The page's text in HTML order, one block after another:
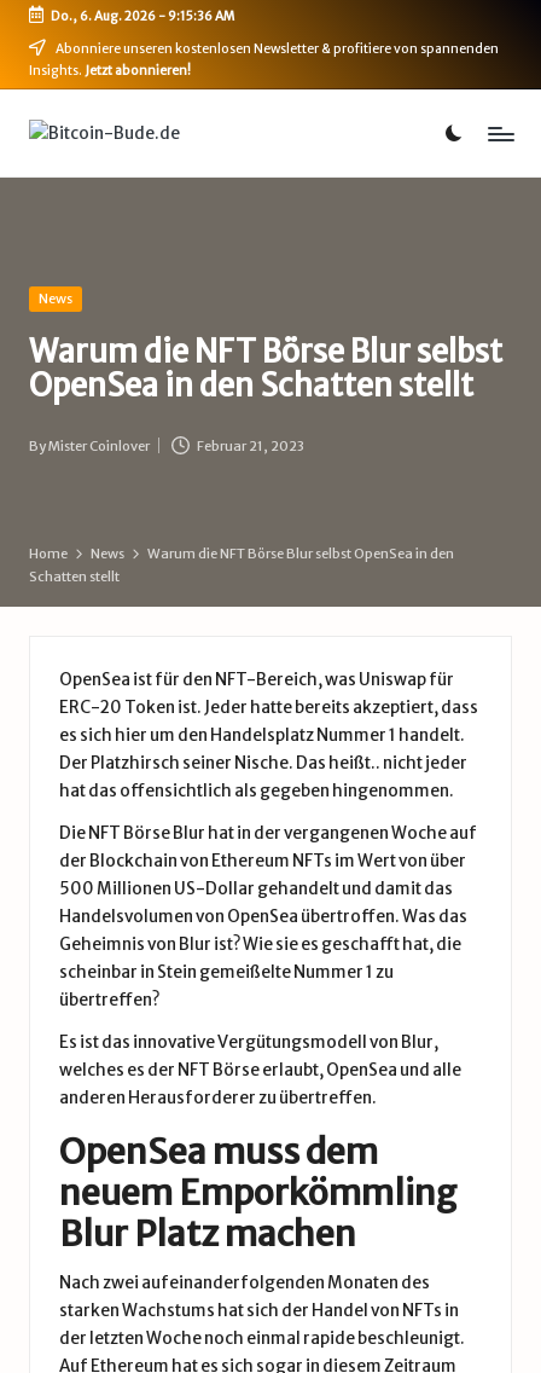
Skip
Do., 6. Aug. 2026-9:15:36 AM
Abonniere unseren kostenlosen Newsletter & profitiere von spannenden
Insights. Jetzt abonnieren!
B
i
o
i
n
-
d
e
Bitcoin,
Posted
News
Warum die NFT Börse Blur selbst
OpenSea in den Schatten stellt
Posted
ByMister Coinlover Februar 21, 2023
Home News
Warum die NFT Börse Blur selbst OpenSea in den
Schatten stellt
OpenSea ist für den NFT-Bereich, was Uniswap für
ERC-20 Token ist. Jeder hatte bereits akzeptiert, dass
es sich hier um den Handelsplatz Nummer 1 handelt.
Der Platzhirsch seiner Nische. Das heißt.. nicht jeder
hat das offensichtlich als gegeben hingenommen.
Die NFT Börse Blur hat in der vergangenen Woche auf
der Blockchain von Ethereum NFTs im Wert von über
500 Millionen US-Dollar gehandelt und damit das
Handelsvolumen von OpenSea übertroffen. Was das
Geheimnis von Blur ist? Wie sie es geschafft hat, die
scheinbar in Stein gemeißelte Nummer 1 zu
übertreffen?
Es ist das innovative Vergütungsmodell von Blur,
welches es der NFT Börse erlaubt, OpenSea und alle
anderen Herausforderer zu übertreffen.
OpenSea muss dem
neuem Emporkömmling
Blur Platz machen
Nach zwei aufeinanderfolgenden Monaten des
starken Wachstums hat sich der Handel von NFTs in
der letzten Woche noch einmal rapide beschleunigt.
Auf Ethereum hat es sich sogar in diesem Zeitraum